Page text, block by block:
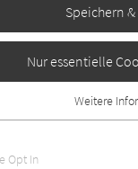
Speichern
Nur essentielle
werden für
ist gewährleistet,
Weitere
Opt In